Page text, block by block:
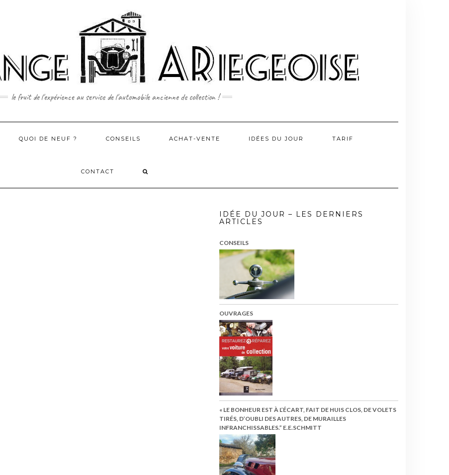
le fruit de l'expérience au service de l'automobile ancienne de collection !
QUOI DE NEUF ? CONSEILS ACHAT-VENTE IDÉES DU JOUR TARIF
CONTACT
IDÉE DU JOUR – LES DERNIERS
ARTICLES
CONSEILS
OUVRAGES
« LE BONHEUR EST À L’ÉCART, FAIT DE HUIS CLOS, DE VOLETS
TIRÉS, D’OUBLI DES AUTRES, DE MURAILLES
INFRANCHISSABLES.” E.E.SCHMITT